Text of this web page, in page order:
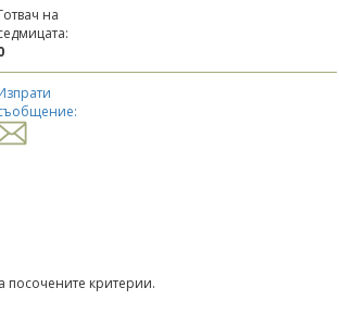
на
посочените критерии.